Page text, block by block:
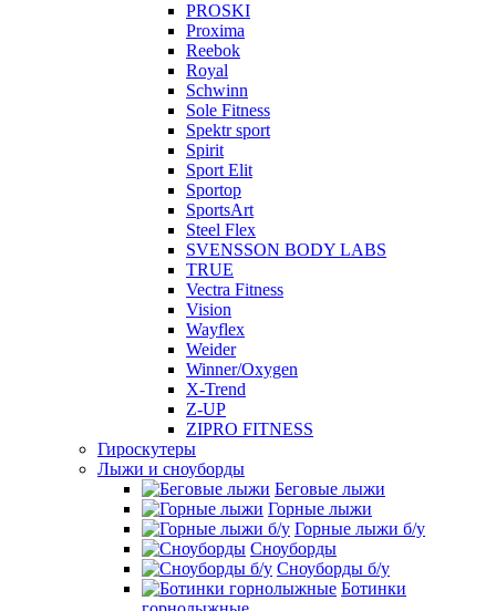
PROSKI
Proxima
Reebok
Royal
Schwinn
Sole Fitness
Spektr sport
Spirit
Sport Elit
Sportop
SportsArt
Steel Flex
SVENSSON BODY LABS
TRUE
Vectra Fitness
Vision
Wayflex
Weider
Winner/Oxygen
X-Trend
Z-UP
ZIPRO FITNESS
Гироскутеры
Лыжи и сноуборды
Беговые лыжи
Горные лыжи
Горные лыжи б/у
Сноуборды
Сноуборды б/у
Ботинки